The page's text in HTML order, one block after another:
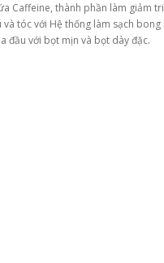
Caffeine, thành phần làm giảm
tóc với Hệ thống làm sạch
đầu với bọt mịn và bọt dày đặc.